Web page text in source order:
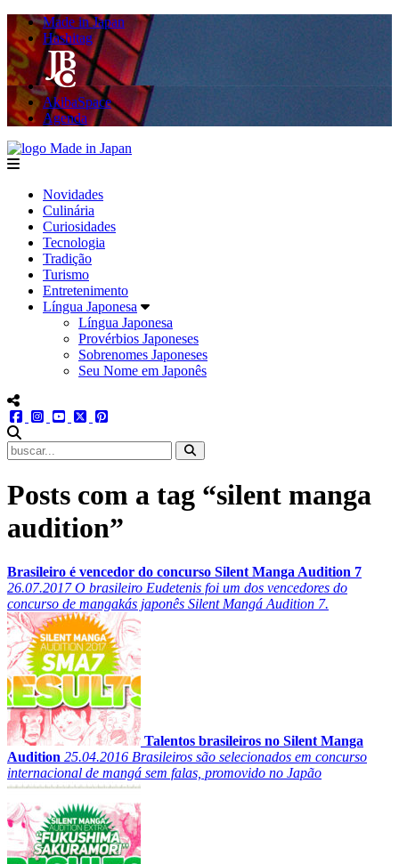
Made in Japan
Hashitag
AkibaSpace
Agenda
menu
Novidades
Culinária
Curiosidades
Tecnologia
Tradição
Turismo
Entretenimento
Língua Japonesa
Língua Japonesa
Provérbios Japoneses
Sobrenomes Japoneses
Seu Nome em Japonês
menu redes social
facebookinstagram
youtube
twitter
Posts com a tag “silent manga
audition”
Brasileiro é vencedor do concurso Silent Manga Audition 7
26.07.2017O brasileiro Eudetenis foi um dos vencedores do
concurso de mangakás japonês Silent Mangá Audition 7.
Talentos brasileiros no Silent Manga
Audition 25.04.2016 Brasileiros são selecionados em concurso
internacional de mangá sem falas, promovido no Japão